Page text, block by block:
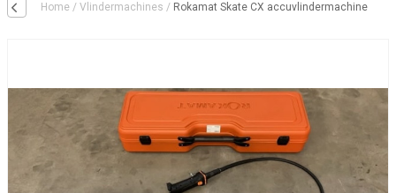
Home / Vlindermachines / Rokamat Skate CX accuvlindermachine